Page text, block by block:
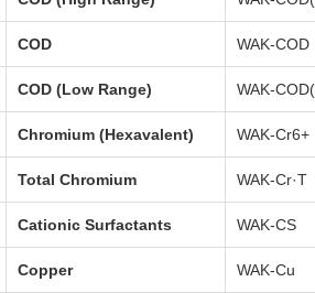
COD WAK-COD
COD (Low Range) WAK-
Chromium (Hexavalent) WAK-Cr6+
Total Chromium WAK-Cr·T
Cationic Surfactants WAK-CS
Copper WAK-Cu